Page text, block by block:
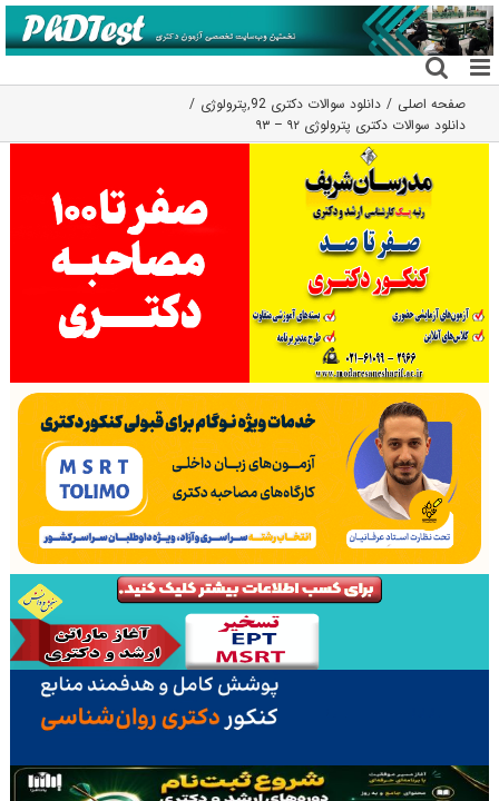
رفتن
به
محتوا
صفحه اصلی دانلود سوالات دکتری 92 ,پترولوژی
دانلود سوالات دکتری پترولوژی ۹۲ – ۹۳